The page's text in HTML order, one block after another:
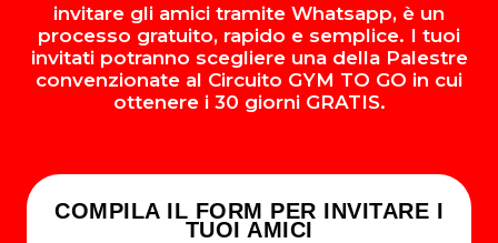
invitare gli amici tramite Whatsapp, è un
processo gratuito, rapido e semplice. I tuoi
invitati potranno scegliere una della Palestre
convenzionate al Circuito GYM TO GO in cui
ottenere i 30 giorni GRATIS.
COMPILA IL FORM PER INVITARE I
TUOI AMICI